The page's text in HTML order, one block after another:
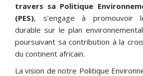
travers sa Politique
(PES), s’engage à promouvoir
durable sur le plan
poursuivant sa contribution à la
du continent africain.
La vision de notre Politique